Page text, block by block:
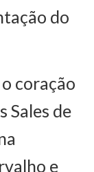
do
coração
Sales de
e